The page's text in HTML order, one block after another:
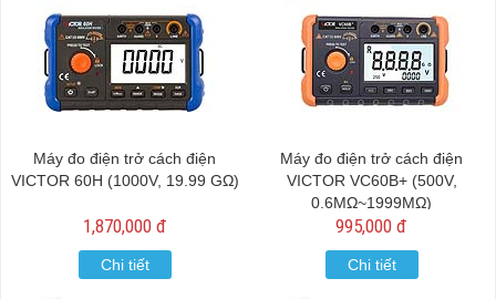
Máy đo điện trở cách điện
VICTOR 60H (1000V, 19.99 GΩ)
1,870,000 đ
Chi tiết
Máy đo điện trở cách điện
VICTOR VC60B+ (500V,
0.6MΩ~1999MΩ)
995,000 đ
Chi tiết